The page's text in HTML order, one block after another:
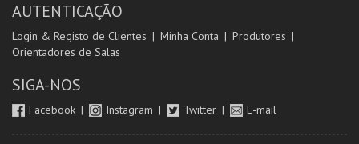
AUTENTICAÇÃO
Login & Registo de Clientes Minha Conta
Produtores
Orientadores de Salas
SIGA-NOS
Facebook Instagram Twitter E-mail